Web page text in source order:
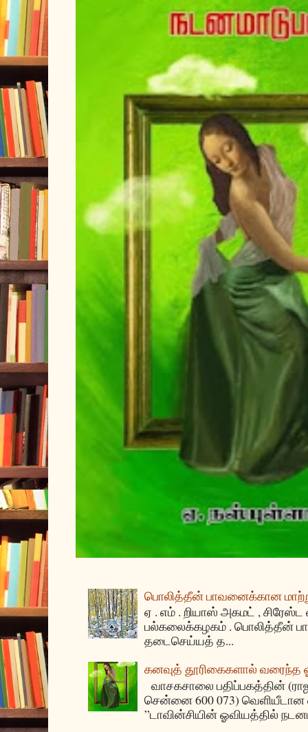
பொலித்தீன் பாவனைக்கான
ஏ . எம் . றியாஸ் அகமட் , சிரேஸ்ட
பல்கலைக்கழகம் . பொலித்தீன்
தடைசெய்யத் த...
கனவுத் தூரிகைகளால்
வாசகசாலை பதிப்பகத்தின்
சென்னை 600 073)
”டாவின்சியின் ஓவியத்தில்